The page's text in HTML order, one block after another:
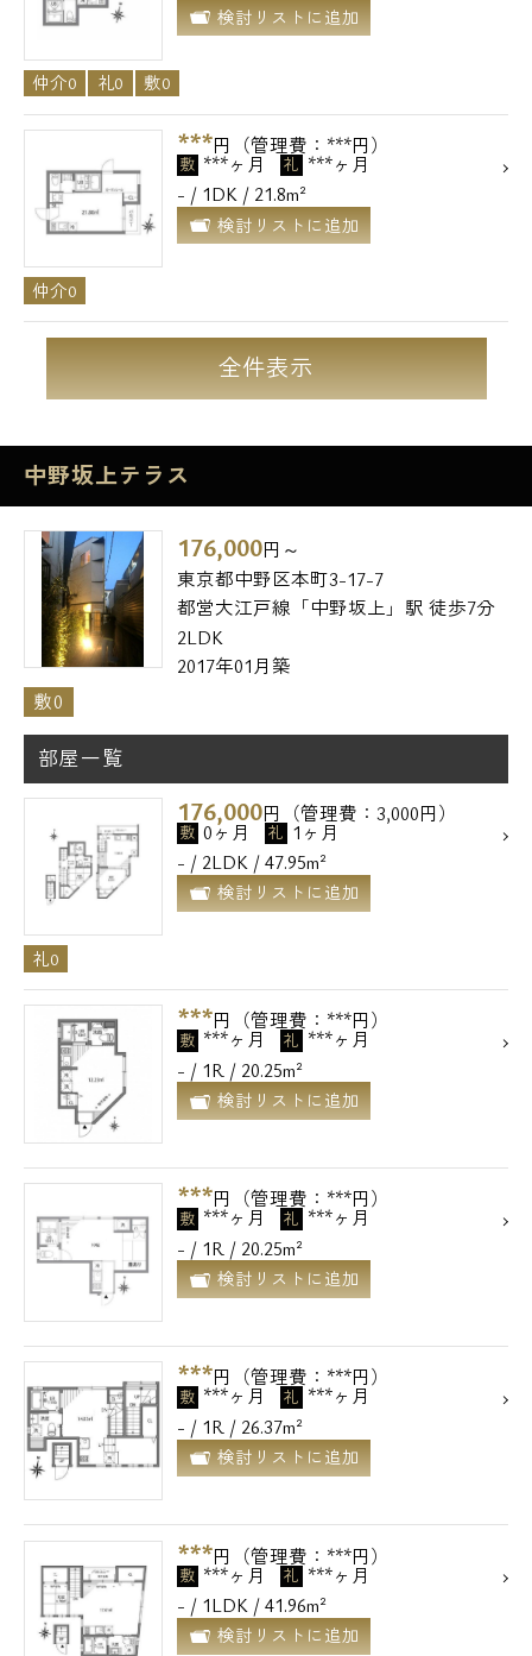
検討リストに追加
仲介0 礼0 敷0
***円（管理費：***円）
敷 ***ヶ月 礼 ***ヶ月
- / 1DK / 21.8m²
検討リストに追加
仲介0
全件表示
中野坂上テラス
176,000円～
東京都中野区本町3-17-7
都営大江戸線「中野坂上」駅 徒歩7分
2LDK
2017年01月築
敷0
部屋一覧
176,000円（管理費：3,000円）
敷 0ヶ月 礼 1ヶ月
- / 2LDK / 47.95m²
検討リストに追加
礼0
***円（管理費：***円）
敷 ***ヶ月 礼 ***ヶ月
- / 1R / 20.25m²
検討リストに追加
***円（管理費：***円）
敷 ***ヶ月 礼 ***ヶ月
- / 1R / 20.25m²
検討リストに追加
***円（管理費：***円）
敷 ***ヶ月 礼 ***ヶ月
- / 1R / 26.37m²
検討リストに追加
***円（管理費：***円）
敷 ***ヶ月 礼 ***ヶ月
- / 1LDK / 41.96m²
検討リストに追加